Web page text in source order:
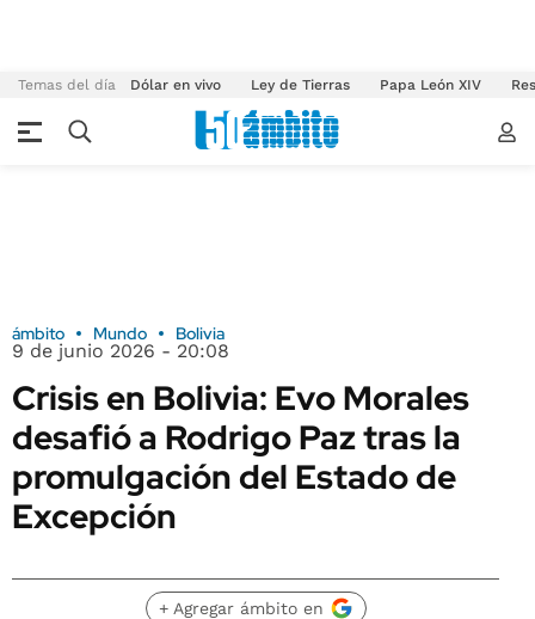
Temas del día Dólar en vivo Ley de Tierras Papa León XIV
ámbito Mundo Bolivia
9 de junio 2026 - 20:08
Crisis en Bolivia: Evo Morales
desafió a Rodrigo Paz tras la
promulgación del Estado de
Excepción
+ Agregar ámbito en